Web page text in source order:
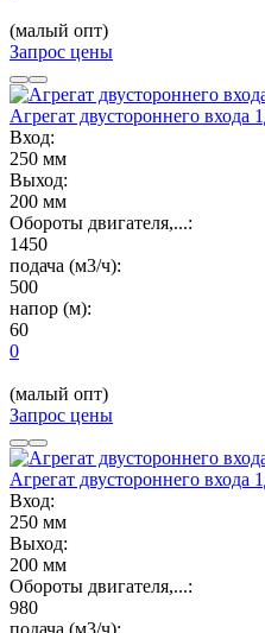
(малый опт)
Запрос цены
Агрегат двустороннего входа
Вход:
250 мм
Выход:
200 мм
Обороты двигателя,...:
1450
подача (м3/ч):
500
напор (м):
60
0
(малый опт)
Запрос цены
Агрегат двустороннего входа
Вход:
250 мм
Выход:
200 мм
Обороты двигателя,...:
980